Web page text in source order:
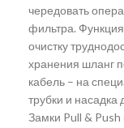
чередовать
фильтра.
очистку
хранения шланг
кабель – на
трубки и насадка
Замки Pull & Push